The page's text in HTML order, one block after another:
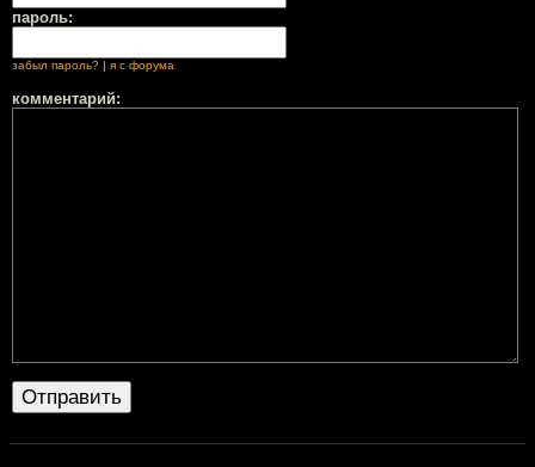
пароль:
забыл пароль? я с форума
комментарий: